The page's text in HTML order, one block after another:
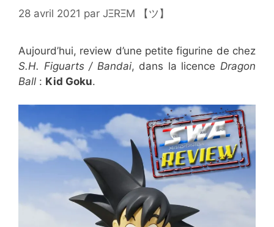
28 avril 2021 par JΞRΞM 【ツ】
Aujourd’hui, review d’une petite figurine de chez
S.H. Figuarts / Bandai, dans la licence Dragon
Ball : Kid Goku.